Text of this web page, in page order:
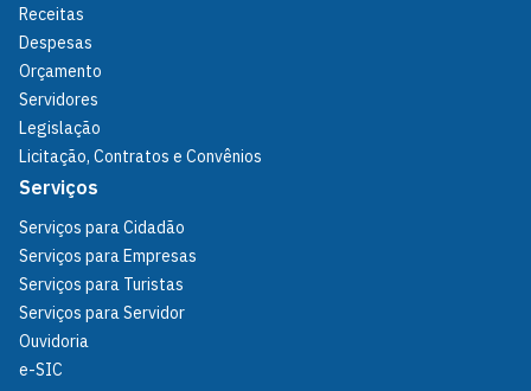
Receitas
Despesas
Orçamento
Servidores
Legislação
Licitação, Contratos e Convênios
Serviços
Serviços para Cidadão
Serviços para Empresas
Serviços para Turistas
Serviços para Servidor
Ouvidoria
e-SIC